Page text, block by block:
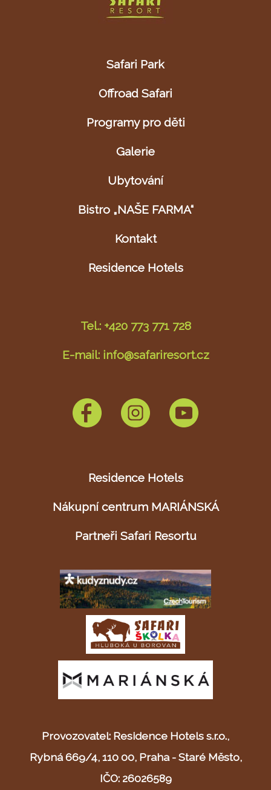
Safari Park
Offroad Safari
Programy pro děti
Galerie
Ubytování
Bistro „NAŠE FARMA“
Kontakt
Residence Hotels
Tel.: +420 773 771 728
E-mail: info@safariresort.cz
Residence Hotels
Nákupní centrum MARIÁNSKÁ
Partneři Safari Resortu
Provozovatel: Residence Hotels s.r.o.,
Rybná 669/4, 110 00, Praha - Staré Město,
IČO: 26026589